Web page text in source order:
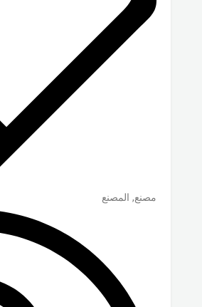
مصنع, المصنع